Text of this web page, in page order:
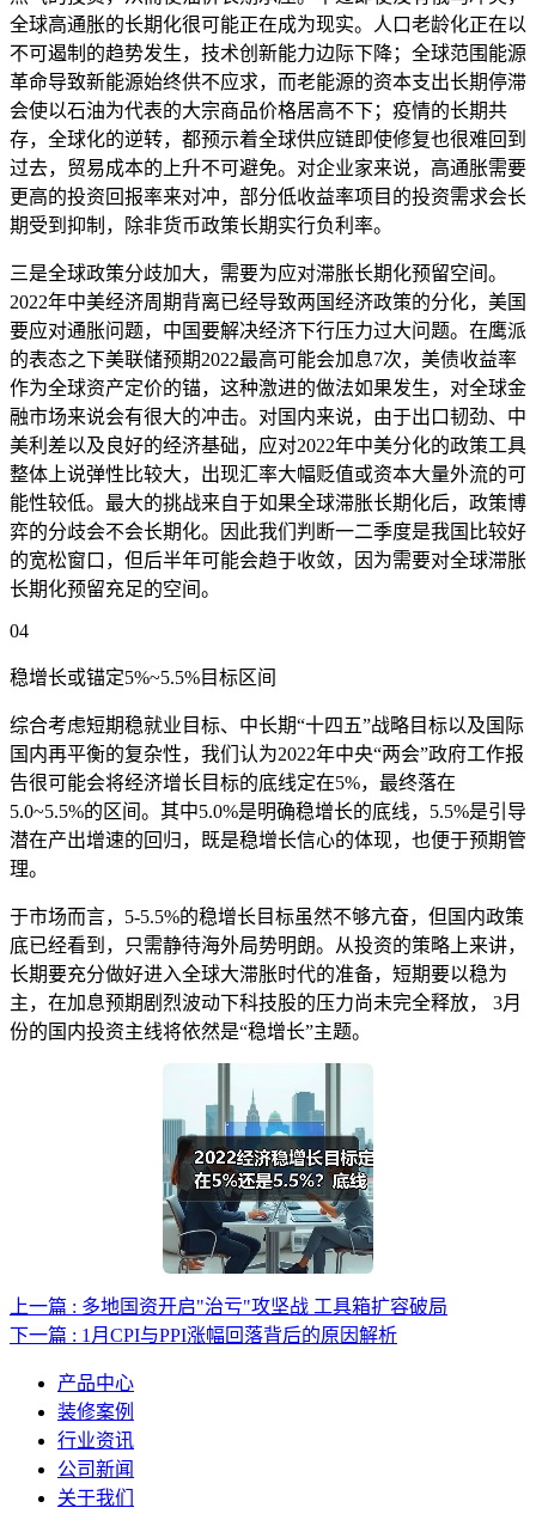
全球高通胀的长期化很可能正在成为现实。人口老龄化正在以
不可遏制的趋势发生，技术创新能力边际下降；全球范围能源
革命导致新能源始终供不应求，而老能源的资本支出长期停滞
会使以石油为代表的大宗商品价格居高不下；疫情的长期共
存，全球化的逆转，都预示着全球供应链即使修复也很难回到
过去，贸易成本的上升不可避免。对企业家来说，高通胀需要
更高的投资回报率来对冲，部分低收益率项目的投资需求会长
期受到抑制，除非货币政策长期实行负利率。
三是全球政策分歧加大，需要为应对滞胀长期化预留空间。
2022年中美经济周期背离已经导致两国经济政策的分化，美国
要应对通胀问题，中国要解决经济下行压力过大问题。在鹰派
的表态之下美联储预期2022最高可能会加息7次，美债收益率
作为全球资产定价的锚，这种激进的做法如果发生，对全球金
融市场来说会有很大的冲击。对国内来说，由于出口韧劲、中
美利差以及良好的经济基础，应对2022年中美分化的政策工具
整体上说弹性比较大，出现汇率大幅贬值或资本大量外流的可
能性较低。最大的挑战来自于如果全球滞胀长期化后，政策博
弈的分歧会不会长期化。因此我们判断一二季度是我国比较好
的宽松窗口，但后半年可能会趋于收敛，因为需要对全球滞胀
长期化预留充足的空间。
04
稳增长或锚定5%~5.5%目标区间
综合考虑短期稳就业目标、中长期“十四五”战略目标以及国际
国内再平衡的复杂性，我们认为2022年中央“两会”政府工作报
告很可能会将经济增长目标的底线定在5%，最终落在
5.0~5.5%的区间。其中5.0%是明确稳增长的底线，5.5%是引导
潜在产出增速的回归，既是稳增长信心的体现，也便于预期管
理。
于市场而言，5-5.5%的稳增长目标虽然不够亢奋，但国内政策
底已经看到，只需静待海外局势明朗。从投资的策略上来讲，
长期要充分做好进入全球大滞胀时代的准备，短期要以稳为
主，在加息预期剧烈波动下科技股的压力尚未完全释放， 3月
份的国内投资主线将依然是“稳增长”主题。
上一篇 : 多地国资开启"治亏"攻坚战 工具箱扩容破局
下一篇 : 1月CPI与PPI涨幅回落背后的原因解析
产品中心
装修案例
行业资讯
公司新闻
关于我们